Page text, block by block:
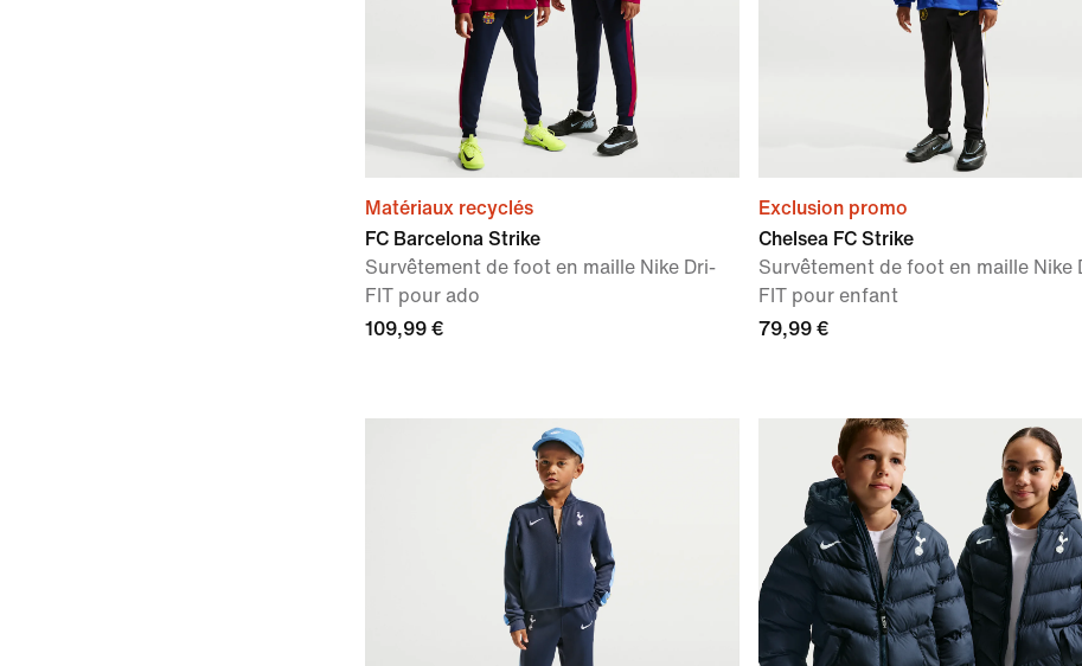
Matériaux recyclés
FC Barcelona Strike
Survêtement de foot en maille Nike Dri-
FIT pour ado
109,99 €
Exclusion promo
Chelsea FC Strike
Survêtement de foot en maille Nike
FIT pour enfant
79,99 €